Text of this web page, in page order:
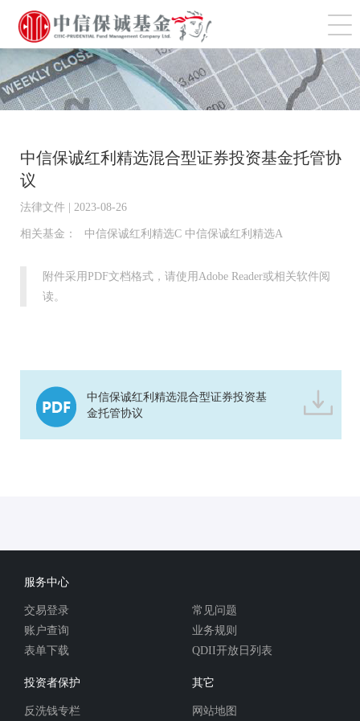
切
中信保诚红利精选混合型证券投资基金托管协
议
法律文件 | 2023-08-26
相关基金： 中信保诚红利精选C 中信保诚红利精选A
附件采用PDF文档格式，请使用Adobe Reader或相关软件阅
读。
中信保诚红利精选混合型证券投资基
金托管协议
服务中心
交易登录
账户查询
表单下载
常见问题
业务规则
QDII开放日列表
投资者保护
反洗钱专栏
其它
网站地图